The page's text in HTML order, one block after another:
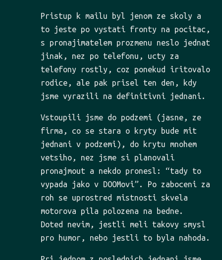
Pristup k mailu byl jenom ze skoly a
to jeste po vystati fronty na pocitac,
s pronajimatelem prozmenu neslo jednat
jinak, nez po telefonu, ucty za
telefony rostly, coz ponekud iritovalo
rodice, ale pak prisel ten den, kdy
jsme vyrazili na definitivni jednani.
Vstoupili jsme do podzemi (jasne, ze
firma, co se stara o kryty bude mit
jednani v podzemi), do krytu mnohem
vetsiho, nez jsme si planovali
pronajmout a nekdo pronesl: “tady to
vypada jako v DOOMovi”. Po zaboceni za
roh se uprostred mistnosti skvela
motorova pila polozena na bedne.
Doted nevim, jestli meli takovy smysl
pro humor, nebo jestli to byla nahoda.